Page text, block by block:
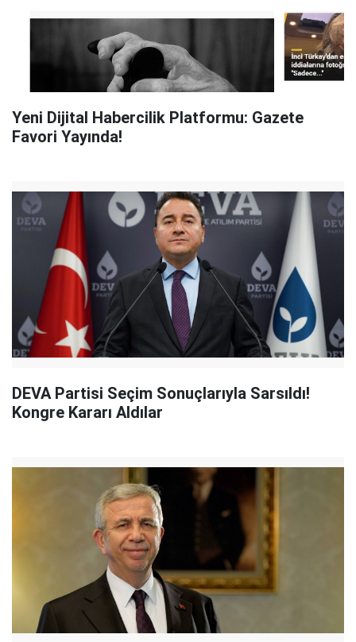
Yeni Dijital Habercilik Platformu: Gazete
Favori Yayında!
DEVA Partisi Seçim Sonuçlarıyla Sarsıldı!
Kongre Kararı Aldılar